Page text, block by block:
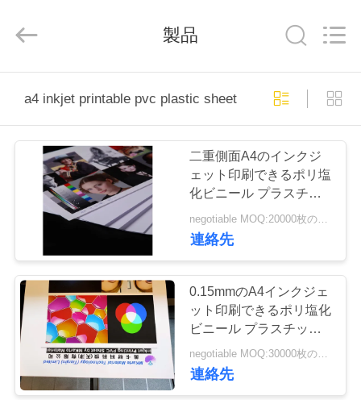
へ
ビ
デ
オ
わ
2020
(Tianjin)
Rights
製品
a4 inkjet printable pvc plastic sheet
二重側面A4のインクジ
ェット印刷できるポリ塩
化ビニール プラスチッ
ク シート
negotiable MOQ:20000枚のシート
連絡先
0.15mmのA4インクジェ
ット印刷できるポリ塩化
ビニール プラスチック
シート
negotiable MOQ:30000枚のシートか2トン
連絡先